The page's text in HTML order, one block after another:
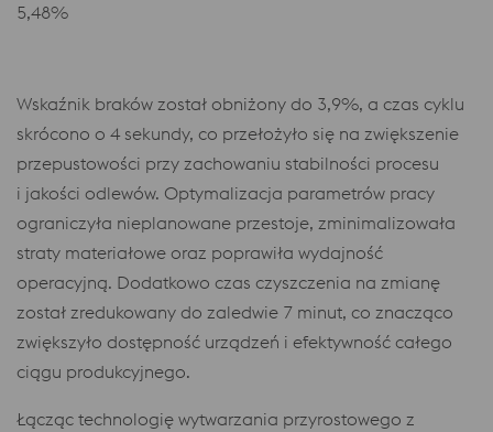
5,48%
Wskaźnik braków został obniżony do 3,9%, a czas cyklu
skrócono o 4 sekundy, co przełożyło się na zwiększenie
przepustowości przy zachowaniu stabilności procesu
i jakości odlewów. Optymalizacja parametrów pracy
ograniczyła nieplanowane przestoje, zminimalizowała
straty materiałowe oraz poprawiła wydajność
operacyjną. Dodatkowo czas czyszczenia na zmianę
został zredukowany do zaledwie 7 minut, co znacząco
zwiększyło dostępność urządzeń i efektywność całego
ciągu produkcyjnego.
Łącząc technologię wytwarzania przyrostowego z